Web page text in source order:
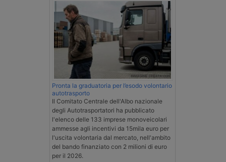
Pronta la graduatoria per l’esodo volontario
autotrasporto
Il Comitato Centrale dell'Albo nazionale
degli Autotrasportatori ha pubblicato
l'elenco delle 133 imprese monoveicolari
ammesse agli incentivi da 15mila euro per
l'uscita volontaria dal mercato, nell'ambito
del bando finanziato con 2 milioni di euro
per il 2026.